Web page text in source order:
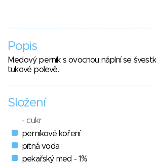
Popis
Medový perník s ovocnou náplní se
tukové polevě.
Složení
- cukr
perníkové koření
pitná voda
pekařský med - 1%